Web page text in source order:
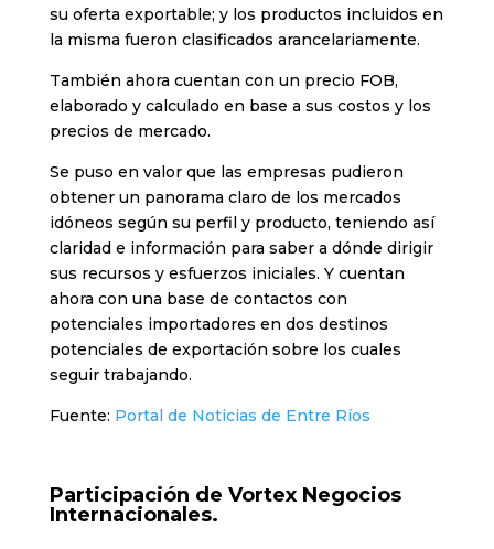
su oferta exportable; y los productos incluidos en
la misma fueron clasificados arancelariamente.
También ahora cuentan con un precio FOB,
elaborado y calculado en base a sus costos y los
precios de mercado.
Se puso en valor que las empresas pudieron
obtener un panorama claro de los mercados
idóneos según su perfil y producto, teniendo así
claridad e información para saber a dónde dirigir
sus recursos y esfuerzos iniciales. Y cuentan
ahora con una base de contactos con
potenciales importadores en dos destinos
potenciales de exportación sobre los cuales
seguir trabajando.
Fuente: Portal de Noticias de Entre Ríos
Participación de Vortex Negocios
Internacionales.